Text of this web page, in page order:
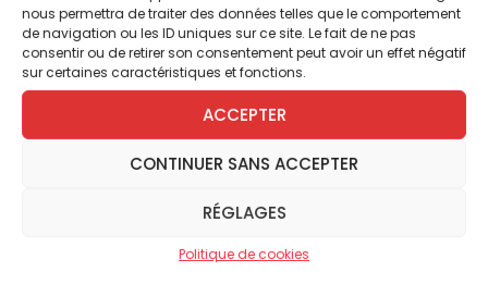
nous permettra de traiter des données telles que le comportement
de navigation ou les ID uniques sur ce site. Le fait de ne pas
consentir ou de retirer son consentement peut avoir un effet négatif
sur certaines caractéristiques et fonctions.
ACCEPTER
CONTINUER SANS ACCEPTER
RÉGLAGES
Politique de cookies
mieux appréhender le
présent et avons rencontré
des curés qui nous ont fait
voir un peu de la réalité des
paroisses de France. Des
évêques ont donné une
évoquant la formation des
prêtres, les enjeux financiers,